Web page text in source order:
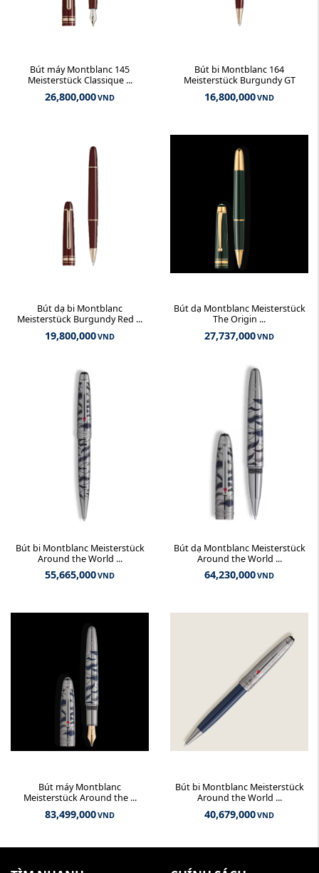
Bút máy Montblanc 145
Meisterstück Classique ...
26,800,000VND
Bút bi Montblanc 164
Meisterstück Burgundy GT
16,800,000VND
Bút dạ bi Montblanc
Meisterstück Burgundy Red ...
19,800,000VND
Bút dạ Montblanc Meisterstück
The Origin ...
27,737,000VND
Bút bi Montblanc Meisterstück
Around the World ...
55,665,000VND
Bút dạ Montblanc Meisterstück
Around the World ...
64,230,000VND
Bút máy Montblanc
Meisterstück Around the ...
83,499,000VND
Bút bi Montblanc Meisterstück
Around the World ...
40,679,000VND